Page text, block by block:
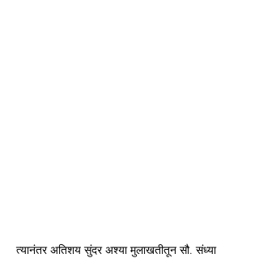
त्यानंतर अतिशय सुंदर अश्या मुलाखतीतून सौ. संध्या